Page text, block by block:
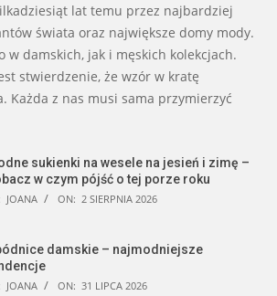
lat temu przez najbardziej
świata oraz największe domy mody.
w damskich, jak i męskich kolekcjach.
stwierdzenie, że wzór w kratę
Każda z nas musi sama przymierzyć
sukienki na wesele na jesień i zimę –
w czym pójść o tej porze roku
JOANA ON: 2 SIERPNIA 2026
damskie – najmodniejsze
JOANA ON: 31 LIPCA 2026